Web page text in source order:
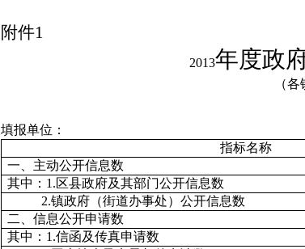
附件1
2013年度政
（
填报单位：
指标名称
一、主动公开信息数
其中： 1.区县政府及其部门公开信息数
2.镇政府（街道办事处）公开信息数
二、信息公开申请数
其中： 1.信函及传真申请数